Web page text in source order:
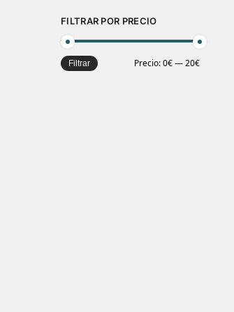
FILTRAR POR PRECIO
Filtrar Precio:0€—20€